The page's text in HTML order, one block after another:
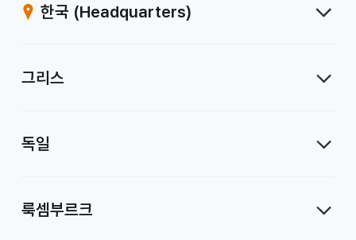
한국 (Headquarters)
그리스
독일
룩셈부르크